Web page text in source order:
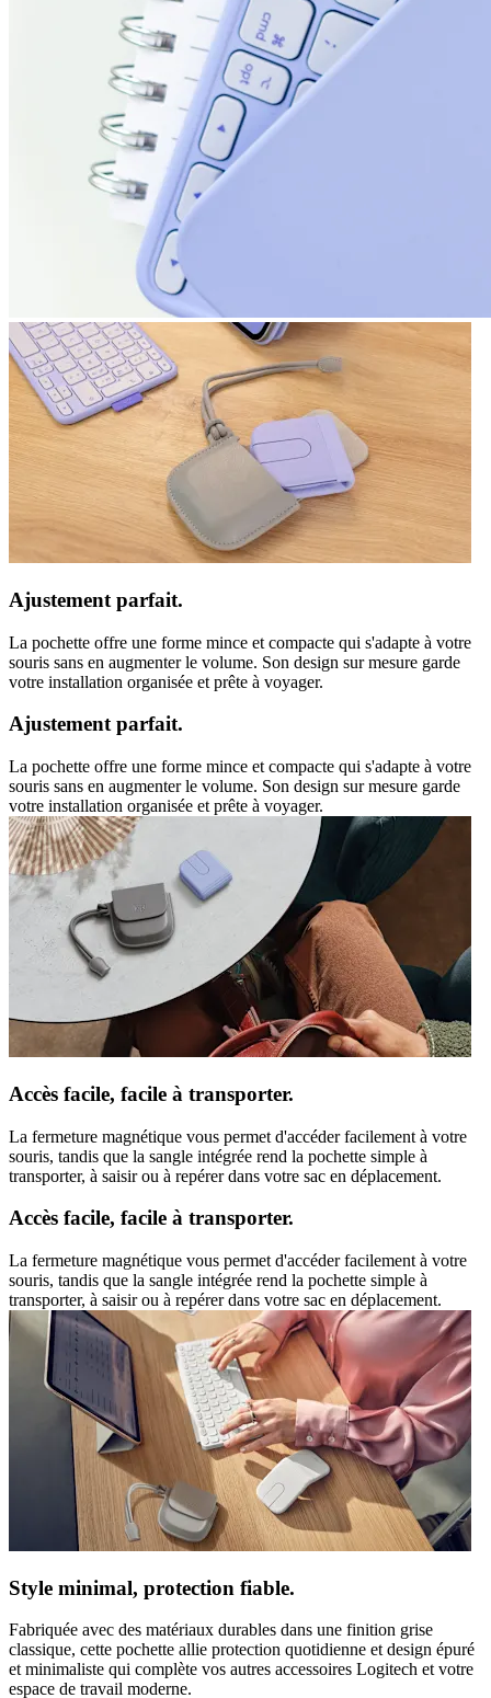
Ajustement parfait.
La pochette offre une forme mince et compacte qui s'adapte à votre
souris sans en augmenter le volume. Son design sur mesure garde
votre installation organisée et prête à voyager.
Ajustement parfait.
La pochette offre une forme mince et compacte qui s'adapte à votre
souris sans en augmenter le volume. Son design sur mesure garde
votre installation organisée et prête à voyager.
Accès facile, facile à transporter.
La fermeture magnétique vous permet d'accéder facilement à votre
souris, tandis que la sangle intégrée rend la pochette simple à
transporter, à saisir ou à repérer dans votre sac en déplacement.
Accès facile, facile à transporter.
La fermeture magnétique vous permet d'accéder facilement à votre
souris, tandis que la sangle intégrée rend la pochette simple à
transporter, à saisir ou à repérer dans votre sac en déplacement.
Style minimal, protection fiable.
Fabriquée avec des matériaux durables dans une finition grise
classique, cette pochette allie protection quotidienne et design épuré
et minimaliste qui complète vos autres accessoires Logitech et votre
espace de travail moderne.